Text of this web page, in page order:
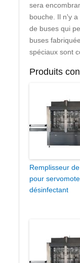
sera
bouche. Il n'y
de buses qui
buses
spéciaux sont
Produits
Remplisseur
pour
désinfectant